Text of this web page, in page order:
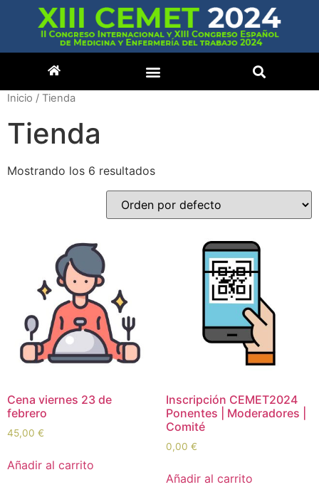
Inicio / Tienda
Tienda
Mostrando los 6 resultados
Cena viernes 23 de
febrero
45,00 €
Añadir al carrito
Inscripción CEMET2024
Ponentes | Moderadores |
Comité
0,00 €
Añadir al carrito